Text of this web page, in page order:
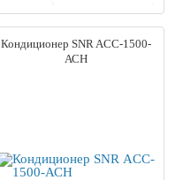
Кондиционер SNR ACC-1500-
АСH